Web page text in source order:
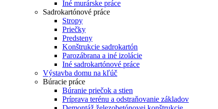
Iné murárske práce
Sadrokartónové práce
Stropy
Priečky
Predsteny
Konštrukcie sadrokartón
Parozábrana a iné izolácie
Iné sadrokartónové práce
Výstavba domu na kľúč
Búracie práce
Búranie priečok a stien
Príprava terénu a odstraňovanie základov